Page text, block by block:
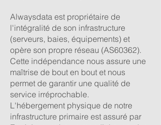
Alwaysdata est propriétaire de
l'intégralité de son infrastructure
(serveurs, baies, équipements) et
opère son propre réseau (AS60362).
Cette indépendance nous assure une
maîtrise de bout en bout et nous
permet de garantir une qualité de
service irréprochable.
L'hébergement physique de notre
infrastructure primaire est assuré par